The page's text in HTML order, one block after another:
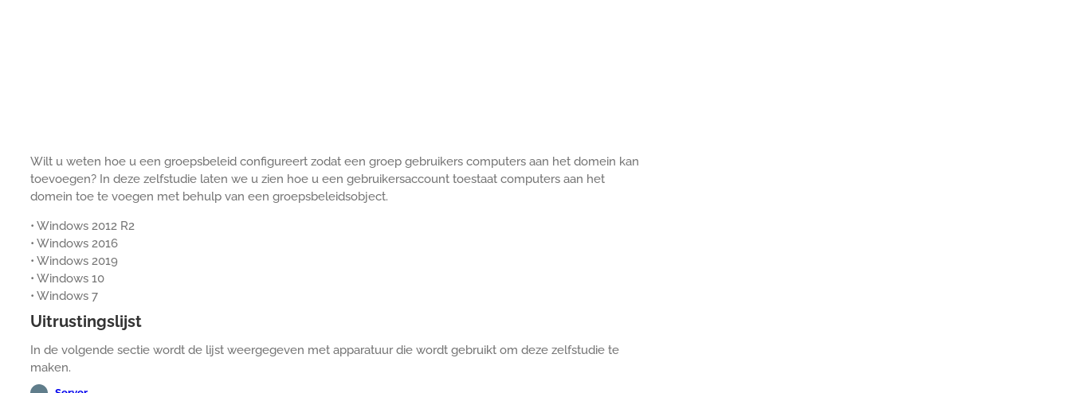
Wilt u weten hoe u een groepsbeleid configureert zodat een groep gebruikers computers aan het domein kan
toevoegen? In deze zelfstudie laten we u zien hoe u een gebruikersaccount toestaat computers aan het
domein toe te voegen met behulp van een groepsbeleidsobject.
• Windows 2012 R2
• Windows 2016
• Windows 2019
• Windows 10
• Windows 7
Uitrustingslijst
In de volgende sectie wordt de lijst weergegeven met apparatuur die wordt gebruikt om deze zelfstudie te
maken.